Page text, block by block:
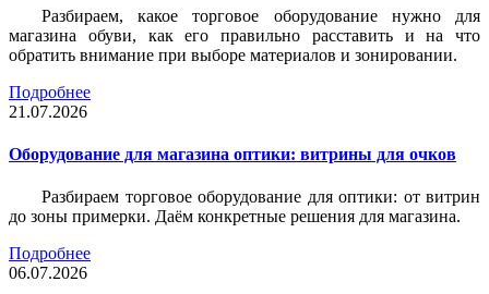
Разбираем, какое торговое оборудование нужно для
магазина обуви, как его правильно расставить и на что
обратить внимание при выборе материалов и зонировании.
Подробнее
21.07.2026
Оборудование для магазина оптики: витрины для очков
Разбираем торговое оборудование для оптики: от витрин
до зоны примерки. Даём конкретные решения для магазина.
Подробнее
06.07.2026